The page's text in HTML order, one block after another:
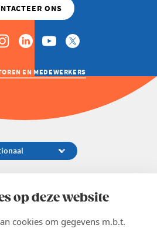
op deze website
cookies om gegevens m.b.t.
EN MEDEWERKERS